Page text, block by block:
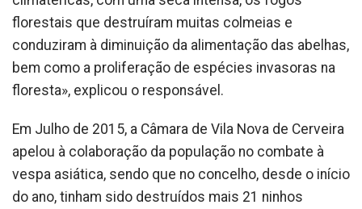
florestais que destruíram muitas colmeias e
conduziram à diminuição da alimentação das abelhas,
bem como a proliferação de espécies invasoras na
floresta», explicou o responsável.
Em Julho de 2015, a Câmara de Vila Nova de Cerveira
apelou à colaboração da população no combate à
vespa asiática, sendo que no concelho, desde o início
do ano, tinham sido destruídos mais 21 ninhos